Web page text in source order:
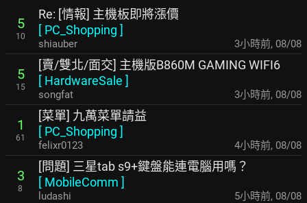
5
10
Re: [情報] 主機板即將漲價
[ PC_Shopping ]
shiauber 3小時前, 08/08
5
15
[賣/雙北/面交] 主機版B860M GAMING WIFI6
[ HardwareSale ]
songfat 3小時前, 08/08
1
61
[菜單] 九萬菜單請益
[ PC_Shopping ]
felixr0123 4小時前, 08/08
3
8
[問題] 三星tab s9+鍵盤能連電腦用嗎？
[ MobileComm ]
ludashi 5小時前, 08/08